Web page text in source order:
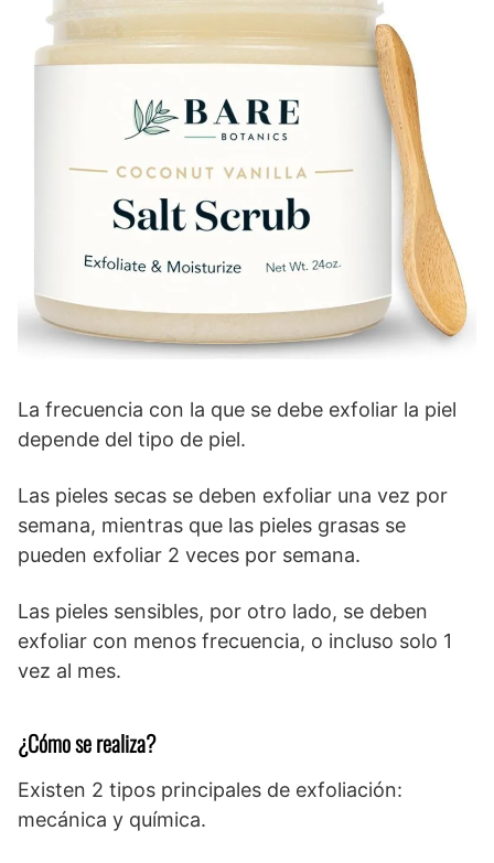
La frecuencia con la que se debe exfoliar la piel
depende del tipo de piel.
Las pieles secas se deben exfoliar una vez por
semana, mientras que las pieles grasas se
pueden exfoliar 2 veces por semana.
Las pieles sensibles, por otro lado, se deben
exfoliar con menos frecuencia, o incluso solo 1
vez al mes.
¿Cómo se realiza?
Existen 2 tipos principales de exfoliación:
mecánica y química.